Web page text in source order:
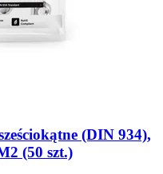
(DIN 934),
(50 szt.)